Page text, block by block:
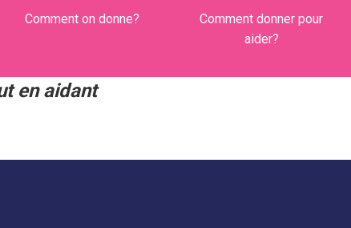
Comment on donne?
Comment donner pour
aider?
en aidant